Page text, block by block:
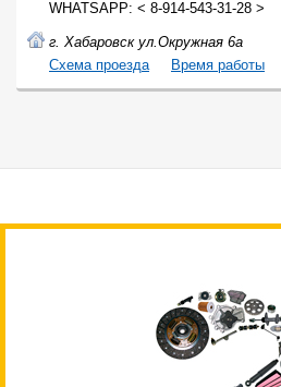
WHATSAPP: < 8-914-543-31-28 >
г. Хабаровск ул.Окружная 6а
Cхема проезда
Время работы